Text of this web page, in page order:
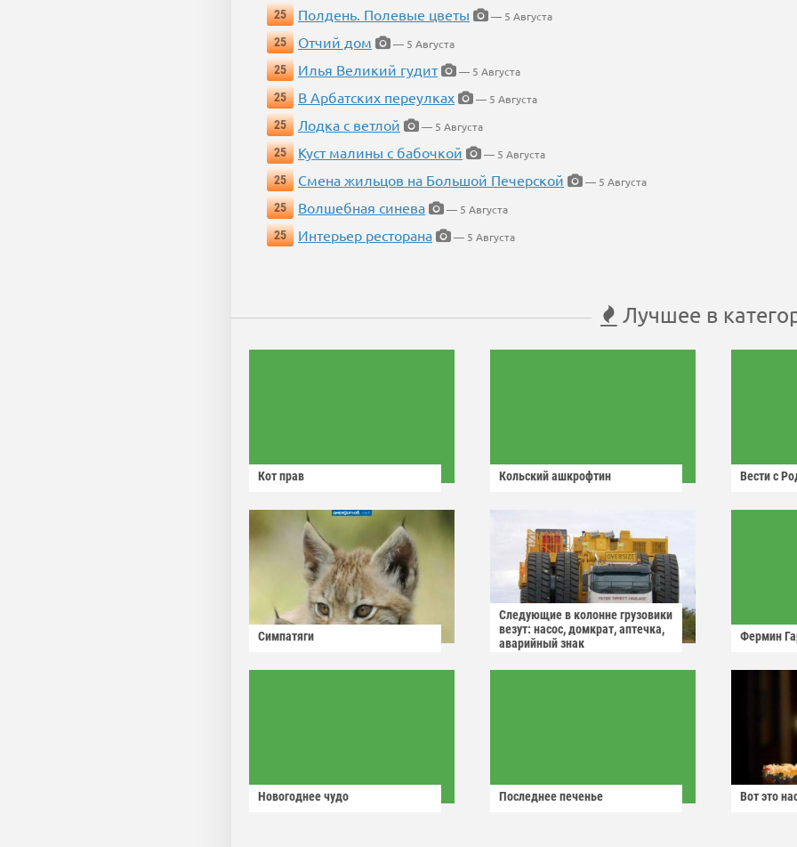
25
Полдень. Полевые цветы
— 5 Августа
25
Отчий дом
— 5 Августа
25
Илья Великий гудит
— 5 Августа
25
В Арбатских переулках
— 5 Августа
25
Лодка с ветлой
— 5 Августа
25
Куст малины с бабочкой
— 5 Августа
25
Смена жильцов на Большой Печерской
— 5 Августа
25
Волшебная синева
— 5 Августа
25
Интерьер ресторана — 5 Августа
Лучшее в
Кот прав Кольский ашкрофтин Вести с
Симпатяги
Следующие в колонне грузовики
везут: насос, домкрат, аптечка,
аварийный знак
Фермин
Новогоднее чудо Последнее печенье Вот это